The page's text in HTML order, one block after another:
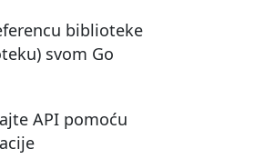
biblioteke
svom Go
API pomoću